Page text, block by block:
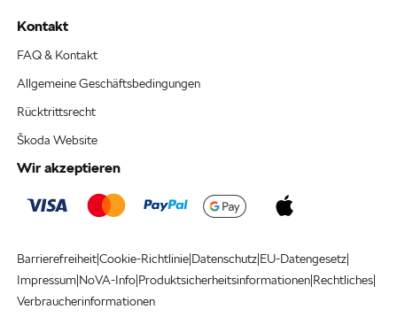
Kontakt
FAQ & Kontakt
Allgemeine Geschäftsbedingungen
Rücktrittsrecht
Škoda Website
Wir akzeptieren
Barrierefreiheit|Cookie-Richtlinie|Datenschutz|EU-Datengesetz|
Impressum|NoVA-Info|Produktsicherheitsinformationen|Rechtliches|
Verbraucherinformationen